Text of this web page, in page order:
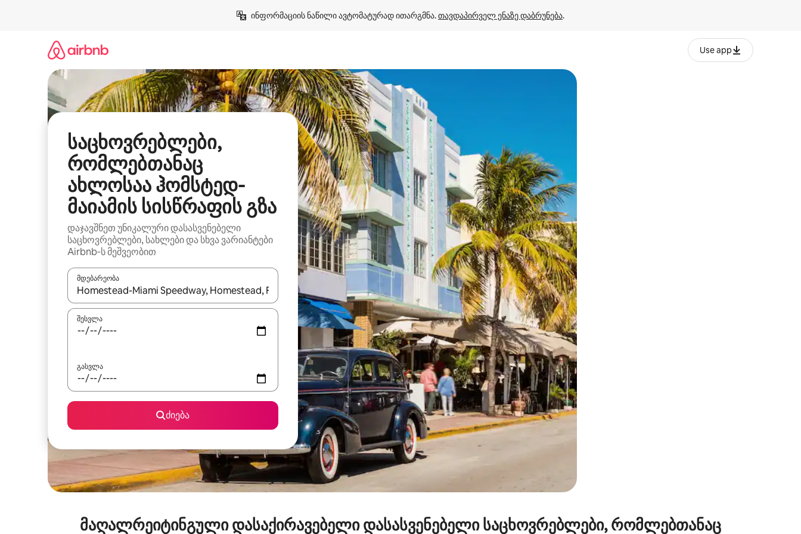
ინფორმაციის ნაწილი ავტომატურად ითარგმნა. თავდაპირველ ენაზე დაბრუნება.
Use app
საცხოვრებლები,
რომლებთანაც
ახლოსაა ჰომსტედ-
მაიამის სისწრაფის გზა
დაჯავშნეთ უნიკალური დასასვენებელი
საცხოვრებლები, სახლები და სხვა ვარიანტები
Airbnb‑ს მეშვეობით
მდებარეობა
როცა შედეგები ხელმისაწვდომი გახდება, ნავიგაციისთვის გამოიყენეთ კლავიშები ზემოთ/ქვემოთ მიმართული ისრებით ან შეხებისა თუ თითის გასმის ჟესტები.
შესვლა
გასვლა
ძიება
მაღალრეიტინგული დასაქირავებელი დასასვენებელი საცხოვრებლები, რომლებთანაც